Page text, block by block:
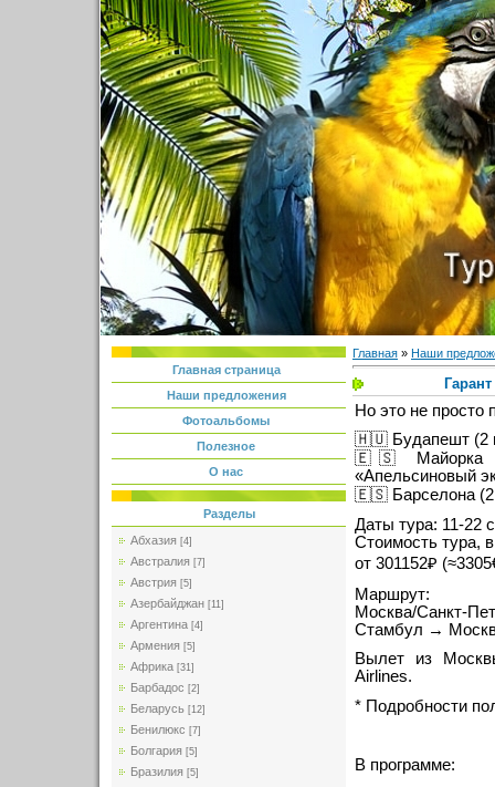
Главная страница
Наши предложения
Фотоальбомы
Полезное
О нас
Разделы
Абхазия [4]
Австралия [7]
Австрия [5]
Азербайджан [11]
Аргентина [4]
Армения [5]
Африка [31]
Барбадос [2]
Беларусь [12]
Бенилюкс [7]
Болгария [5]
Бразилия [5]
Главная » Наши
Но это не просто
🇭🇺 Будапешт (2
🇪🇸 Майорка (7
«Апельсиновый
🇪🇸 Барселона (2
Даты тура: 11-22
Стоимость тура,
от 301152₽
Маршрут:
Москва/Санкт-
Стамбул →
Вылет из
Airlines.
* Подробности
В программе: